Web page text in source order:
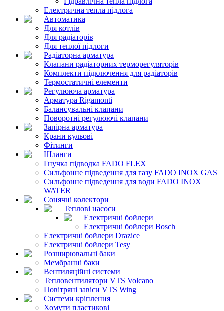
Електрична тепла підлога
Автоматика
Для котлів
Для радіаторів
Для теплої підлоги
Радіаторна арматура
Клапани радіаторних терморегуляторів
Комплекти підключення для радіаторів
Термостатичні елементи
Регулююча арматура
Арматура Rigamonti
Балансувальні клапани
Поворотні регулюючі клапани
Запірна арматура
Крани кульові
Фітинги
Шланги
Гнучка підводка FADO FLEX
Сильфонне підведення для газу FADO INOX GAS
Сильфонне підведення для води FADO INOX
WATER
Сонячні колектори
Теплові насоси
Електричні бойлери
Електричні бойлери Bosch
Електричні бойлери Drazice
Електричні бойлери Tesy
Розширювальні баки
Мембранні баки
Вентиляційні системи
Тепловентилятори VTS Volcano
Повітряні завіси VTS Wing
Системи кріплення
Хомути пластикові